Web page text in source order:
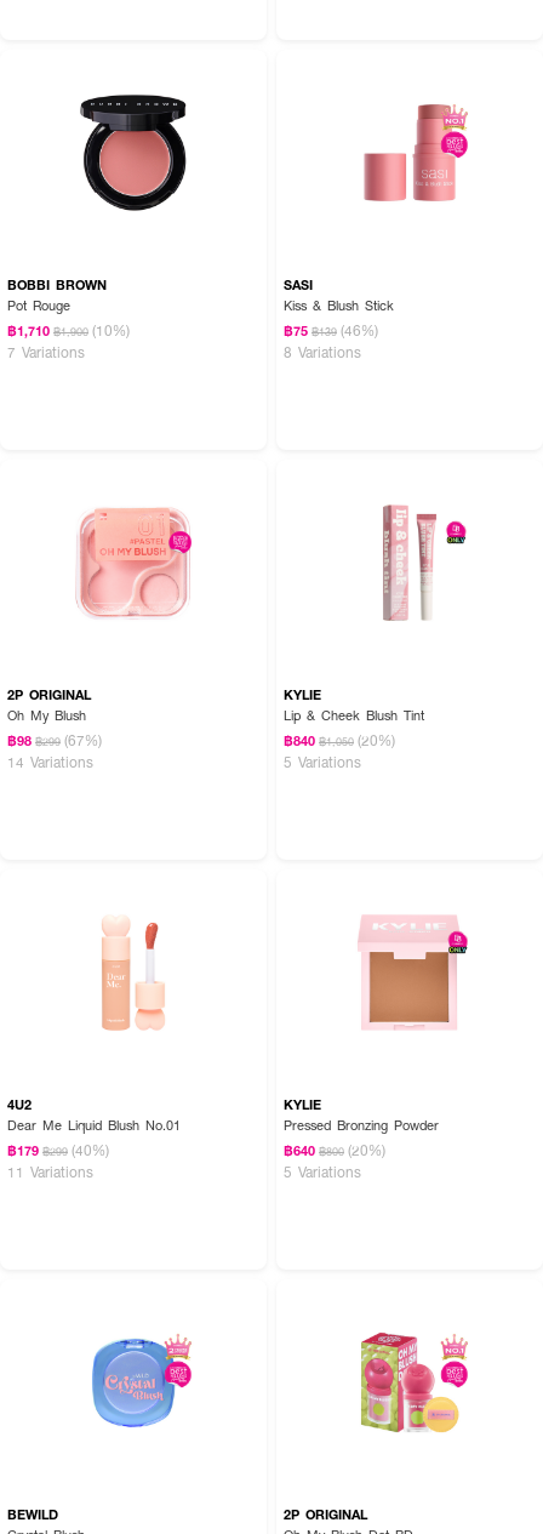
· เคล็ดลับ: ใช้ปริมาณเล็กน้อยแล้วค่อยๆ เพิ่มความเข้มตามต้องการ
BOBBI BROWN
Pot Rouge
฿1,710 ฿1,900 (10%)
7 Variations
SASI
Kiss & Blush Stick
฿75 ฿139 (46%)
8 Variations
2P ORIGINAL
Oh My Blush
฿98 ฿299 (67%)
14 Variations
KYLIE
Lip & Cheek Blush Tint
฿840 ฿1,050 (20%)
5 Variations
4U2
Dear Me Liquid Blush No.01
฿179 ฿299 (40%)
11 Variations
KYLIE
Pressed Bronzing Powder
฿640 ฿800 (20%)
5 Variations
BEWILD
2P ORIGINAL